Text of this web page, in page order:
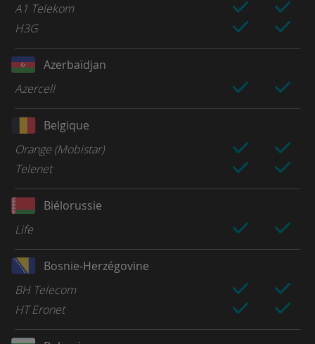
A1 Telekom
H3G
Azerbaïdjan
Azercell
Belgique
Orange (Mobistar)
Telenet
Biélorussie
Life
Bosnie-Herzégovine
BH Telecom
HT Eronet